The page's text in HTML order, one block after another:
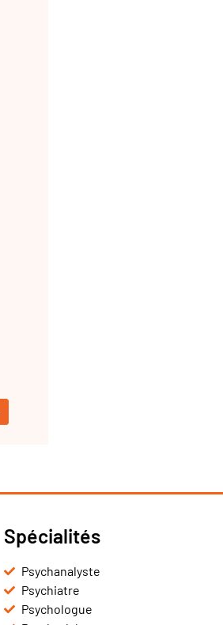
Spécialités
Psychanalyste
Psychiatre
Psychologue